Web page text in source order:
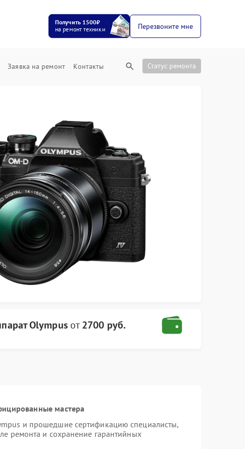
Получить 1500₽
на ремонт техники
Перезвоните мне
Заявка на ремонт Контакты Статус ремонта
Olympusот2700 руб.
мастера
и прошедшие сертификацию специалисты,
ремонта и сохранение гарантийных